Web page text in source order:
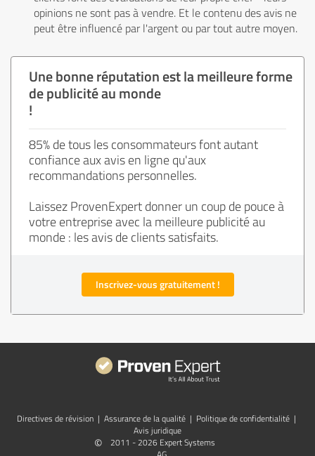
opinions ne sont pas à vendre. Et le contenu des avis ne
peut être influencé par l'argent ou par tout autre moyen.
Une bonne réputation est la meilleure forme
de publicité au monde
!
85% de tous les consommateurs font autant
confiance aux avis en ligne qu'aux
recommandations personnelles.
Laissez ProvenExpert donner un coup de pouce à
votre entreprise avec la meilleure publicité au
monde : les avis de clients satisfaits.
Inscrivez-vous gratuitement !
Directives de révision | Assurance de la qualité | Politique de confidentialité |
Avis juridique
©
2011 - 2026 Expert Systems